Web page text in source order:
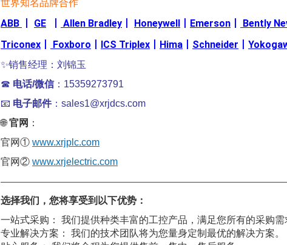
世界知名品牌合作
ABB GE Allen Bradley Honeywell Emerson Bently
Triconex
Foxboro ICS Triplex Hima Schneider
✨销售经理：刘锦玉
☎ 电话/微信：15359273791
📧 电子邮件：sales1@xrjdcs.com
🌐官网 ：
官网① www.xrjplc.com
官网② www.xrjelectric.com
选择我们，您将享受到以下优势：
一站式采购： 我们提供种类丰富的工控产品，满足您所有的采购需
专业解决方案： 我们的技术团队将为您量身定制最优的解决方案。